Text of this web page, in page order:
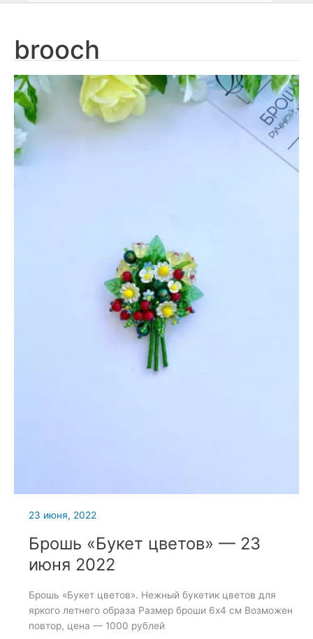
brooch
23 июня, 2022
Брошь «Букет цветов» — 23
июня 2022
Брошь «Букет цветов». Нежный букетик цветов для
яркого летнего образа Размер броши 6х4 см Возможен
повтор, цена — 1000 рублей